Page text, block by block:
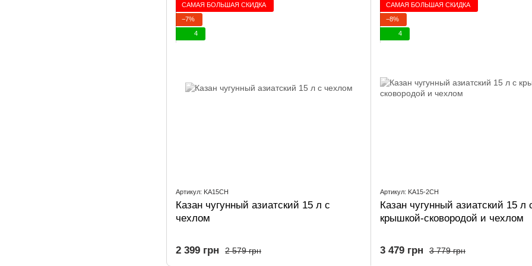
САМАЯ БОЛЬШАЯ СКИДКА
−7%
4
Артикул: KA15CH
Казан чугунный азиатский 15 л с
чехлом
2 579 грн
2 399 грн
САМАЯ БОЛЬШАЯ СКИДКА
−8%
4
Артикул: KA15-2CH
Казан чугунный азиатский 15 л
крышкой-сковородой и чехлом
3 779 грн
3 479 грн